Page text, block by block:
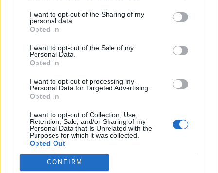
I want to opt-out of the Sharing of my
personal data.
Opted In
I want to opt-out of the Sale of my
Personal Data.
Opted In
I want to opt-out of processing my
Personal Data for Targeted Advertising.
Opted In
I want to opt-out of Collection, Use,
Retention, Sale, and/or Sharing of my
Personal Data that Is Unrelated with the
Purposes for which it was collected.
Opted Out
CONFIRM
αποστολή του CISO και το όραμα του
RESICONx
Ο ρόλος του CISO στην ελληνική
The Modern CISO – Οι άνθρωποι πίσω από
τις αποφάσεις της κυβερνοασφάλειας | 6
CISOs, 6 Οπτικές, 1 Κοινός Στόχος